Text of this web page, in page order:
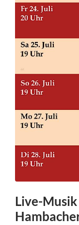
Live-